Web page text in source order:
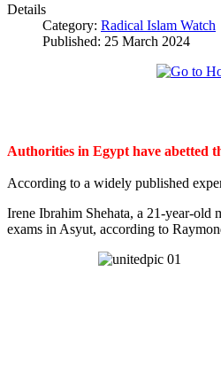
Details
Category: Radical Islam Watch
Published: 25 March 2024
Authorities in Egypt have abetted
According to a widely published
Irene Ibrahim Shehata, a 21-year-old
exams in Asyut, according to